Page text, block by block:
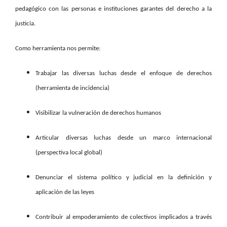
pedagógico con las personas e instituciones garantes del derecho a la
justicia.
Como herramienta nos permite:
Trabajar las diversas luchas desde el enfoque de derechos
(herramienta de incidencia)
Visibilizar la vulneración de derechos humanos
Articular diversas luchas desde un marco internacional
(perspectiva local global)
Denunciar el sistema político y judicial en la definición y
aplicación de las leyes
Contribuir al empoderamiento de colectivos implicados a través